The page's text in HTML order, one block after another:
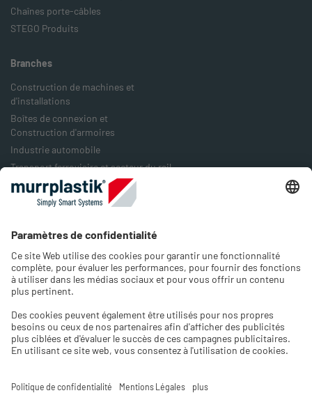
Chaînes porte-câbles
STEGO Produits
Branches
Construction de machines et
d'installations
Boîtes de connexion et
Construction d'armoires
Industrie automobile
Transport ferroviaire et secteur du rail
Industrie agro-alimentaire
Industrie de l'emballage
Entreprise
À notre sujet
Emplois & Carrières
Contact
Choisir la langue et la région
pays où vous vous trouvez.